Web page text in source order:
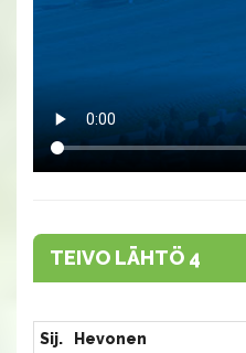
TEIVO LÄHTÖ 4
Sij. Hevonen